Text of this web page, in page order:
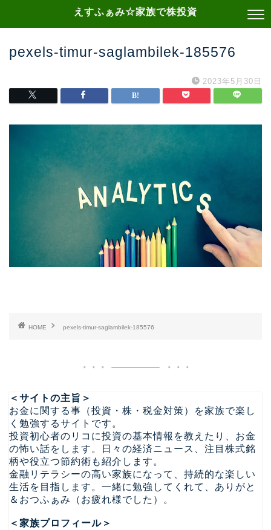
えすふぁみ☆家族で株投資
pexels-timur-saglambilek-185576
2023年5月30日
HOME pexels-timur-saglambilek-185576
＜サイトの主旨＞
お金に関する事（投資・株・税金対策）を家族で楽し
く勉強するサイトです。
投資初心者のリコに投資の基本情報を教えたり、お金
の怖い話をします。日々の経済ニュース、注目株式銘
柄や役立つ節約術も紹介します。
金融リテラシーの高い家族になって、持続的な楽しい
生活を目指します。一緒に勉強してくれて、ありがと
＆おつふぁみ（お疲れ様でした）。
＜家族プロフィール＞